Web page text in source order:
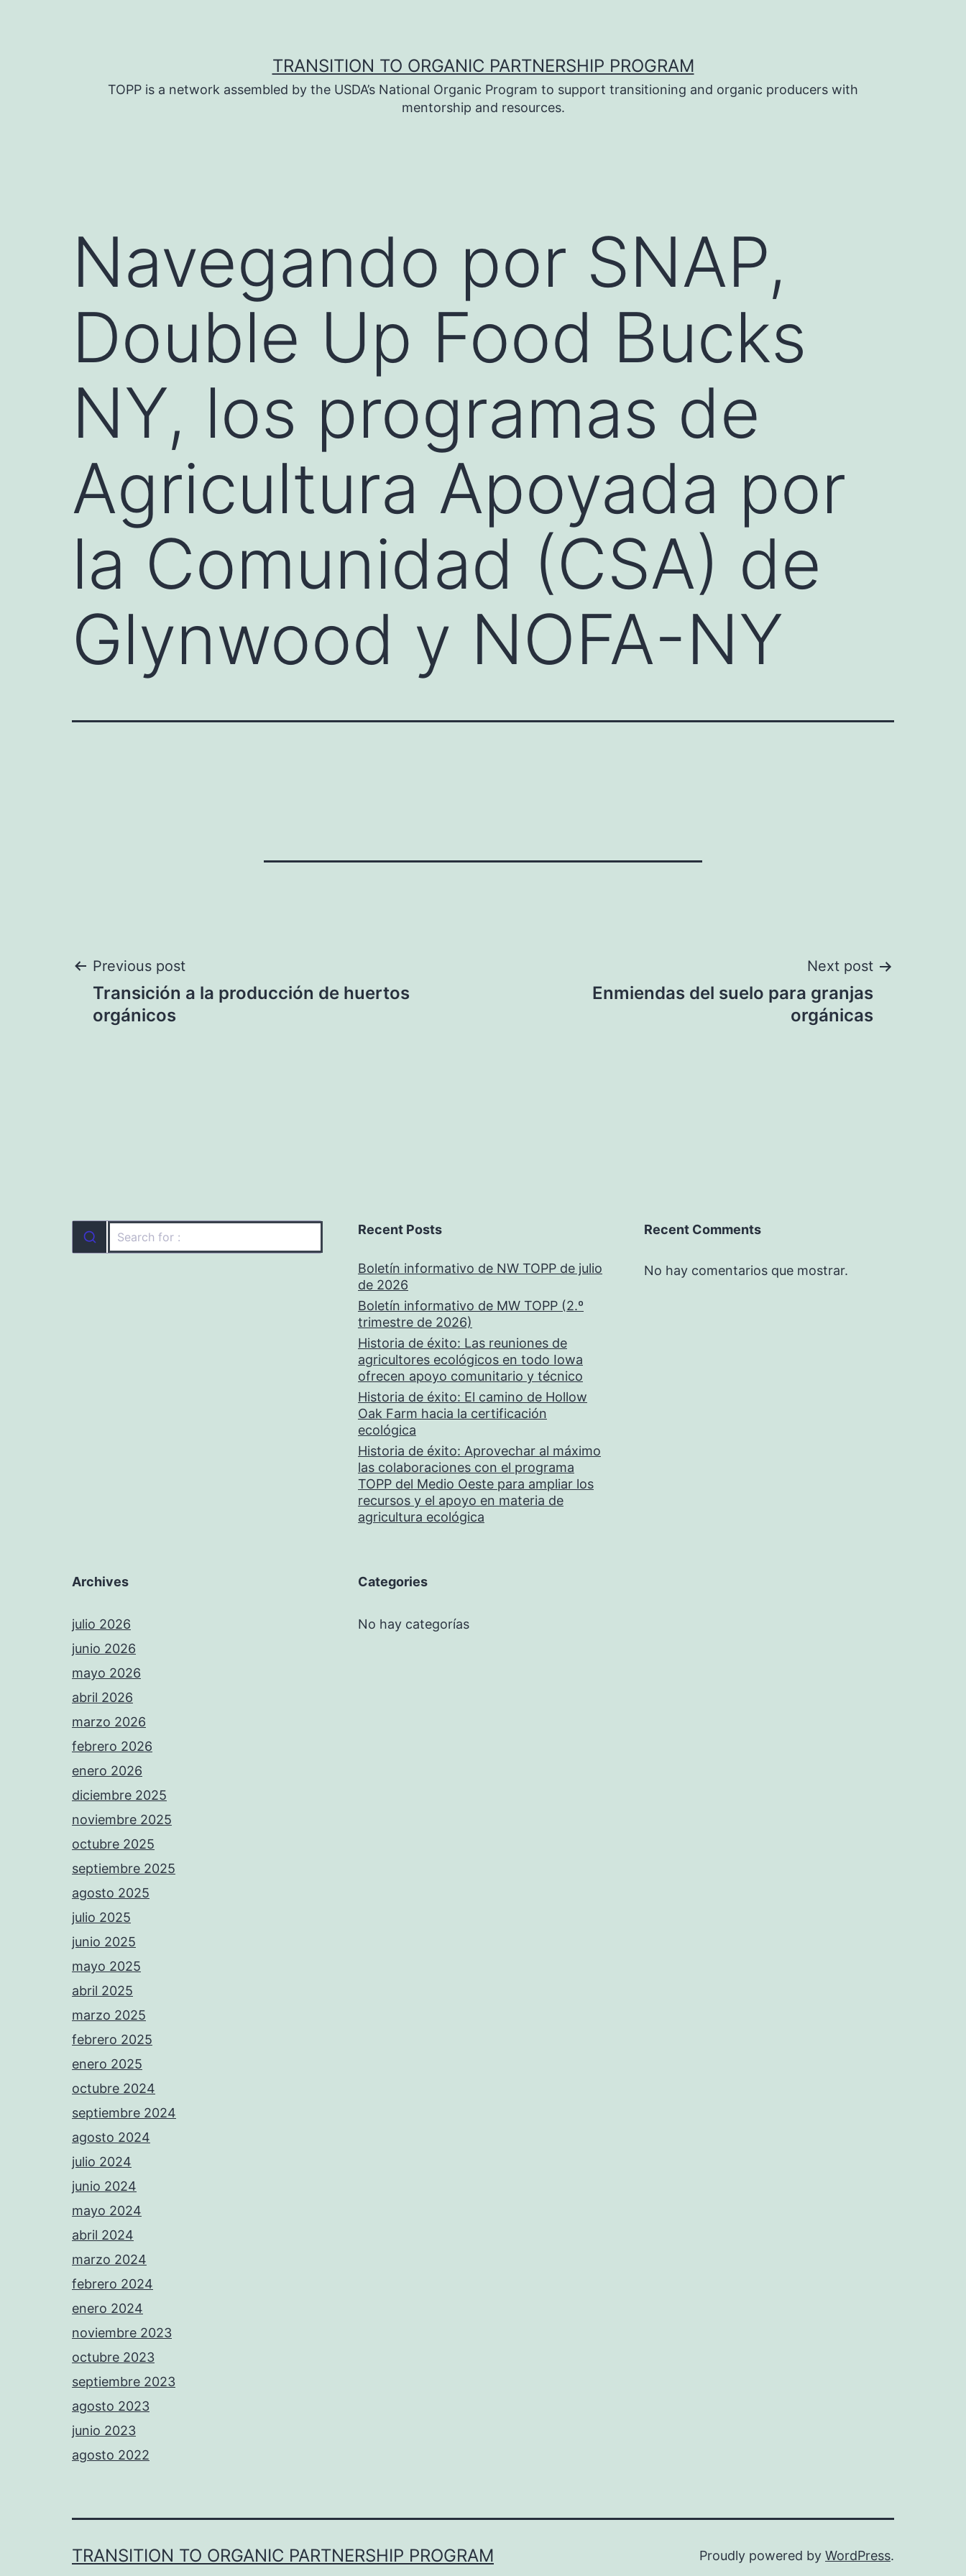
TRANSITION TO ORGANIC PARTNERSHIP PROGRAM
TOPP is a network assembled by the USDA’s National Organic Program to support transitioning and organic producers with
mentorship and resources.
Navegando por SNAP,
Double Up Food Bucks
NY, los programas de
Agricultura Apoyada por
la Comunidad (CSA) de
Glynwood y NOFA-NY
Navegación
de
Previous post
Transición a la producción de huertos
orgánicos
Next post
Enmiendas del suelo para granjas
orgánicas
Recent Posts
Boletín informativo de NW TOPP de julio
de 2026
Boletín informativo de MW TOPP (2.º
trimestre de 2026)
Historia de éxito: Las reuniones de
agricultores ecológicos en todo Iowa
ofrecen apoyo comunitario y técnico
Historia de éxito: El camino de Hollow
Oak Farm hacia la certificación
ecológica
Historia de éxito: Aprovechar al máximo
las colaboraciones con el programa
TOPP del Medio Oeste para ampliar los
recursos y el apoyo en materia de
agricultura ecológica
Recent Comments
No hay comentarios que mostrar.
Archives
julio 2026
junio 2026
mayo 2026
abril 2026
marzo 2026
febrero 2026
enero 2026
diciembre 2025
noviembre 2025
octubre 2025
septiembre 2025
agosto 2025
julio 2025
junio 2025
mayo 2025
abril 2025
marzo 2025
febrero 2025
enero 2025
octubre 2024
septiembre 2024
agosto 2024
julio 2024
junio 2024
mayo 2024
abril 2024
marzo 2024
febrero 2024
enero 2024
noviembre 2023
octubre 2023
septiembre 2023
agosto 2023
junio 2023
agosto 2022
Categories
No hay categorías
TRANSITION TO ORGANIC PARTNERSHIP PROGRAM Proudly powered by WordPress.